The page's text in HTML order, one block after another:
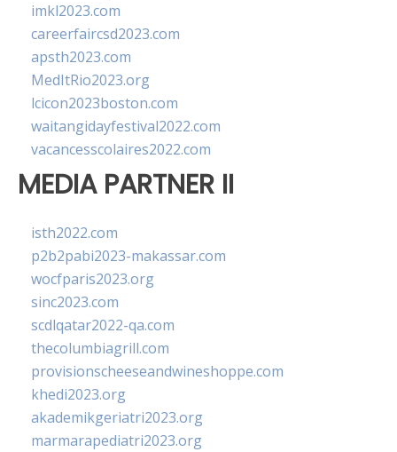
imkl2023.com
careerfaircsd2023.com
apsth2023.com
MedItRio2023.org
lcicon2023boston.com
waitangidayfestival2022.com
vacancesscolaires2022.com
MEDIA PARTNER II
isth2022.com
p2b2pabi2023-makassar.com
wocfparis2023.org
sinc2023.com
scdlqatar2022-qa.com
thecolumbiagrill.com
provisionscheeseandwineshoppe.com
khedi2023.org
akademikgeriatri2023.org
marmarapediatri2023.org